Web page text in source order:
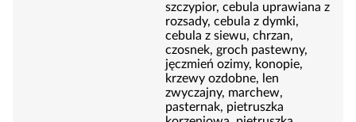
szczypior, cebula uprawiana z
rozsady, cebula z dymki,
cebula z siewu, chrzan,
czosnek, groch pastewny,
jęczmień ozimy, konopie,
krzewy ozdobne, len
zwyczajny, marchew,
pasternak, pietruszka